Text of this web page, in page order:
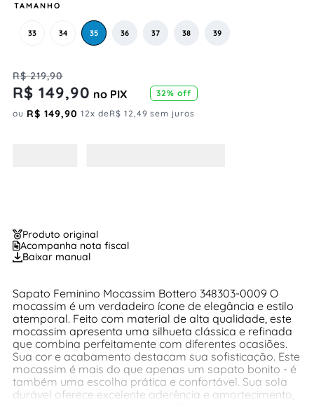
TAMANHO
33 34 35 36 37 38 39
R$ 219,90
R$ 149,90 no PIX 32% off
ou R$ 149,90 12x deR$ 12,49 sem juros
Produto original
Acompanha nota fiscal
Baixar manual
Sapato Feminino Mocassim Bottero 348303-0009 O
mocassim é um verdadeiro ícone de elegância e estilo
atemporal. Feito com material de alta qualidade, este
mocassim apresenta uma silhueta clássica e refinada
que combina perfeitamente com diferentes ocasiões.
Sua cor e acabamento destacam sua sofisticação. Este
mocassim é mais do que apenas um sapato bonito - é
também uma escolha prática e confortável. Sua sola
durável oferece excelente aderência e amortecimento,